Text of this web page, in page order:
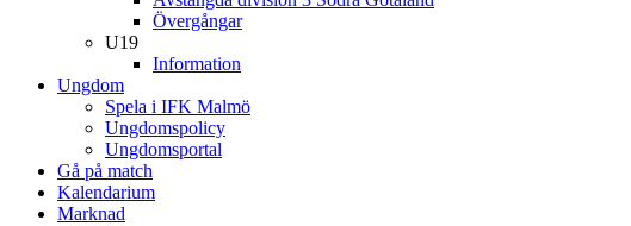
Övergångar
U19
Information
Ungdom
Spela i IFK Malmö
Ungdomspolicy
Ungdomsportal
Gå på match
Kalendarium
Marknad